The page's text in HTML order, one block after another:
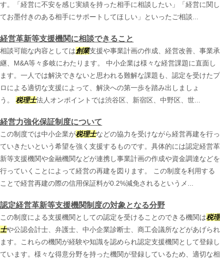
す。「経営に不安を感じ実績を持った相手に相談したい」「経営に関し
てお墨付きのある相手にサポートしてほしい」といったご相談...
経営革新等支援機関に相談できること
相談可能な内容としては創業支援や事業計画の作成、経営改善、事業承
継、M&A等々多岐にわたります。 中小企業は様々な経営課題に直面し
ます。一人では解決できないと思われる難解な課題も、認定を受けたプ
ロによる適切な支援によって、解決への第一歩を踏み出しましょ
う。 税理士法人オンポイントでは渋谷区、新宿区、中野区、世...
経営力強化保証制度について
この制度では中小企業が税理士などの協力を受けながら経営再建を行っ
ていきたいという希望を強く支援するものです。具体的には認定経営革
新等支援機関や金融機関などが連携し事業計画の作成や資金調達などを
行っていくことによって経営の再建を図ります。 この制度を利用する
ことで経営再建の際の信用保証料が0.2%減免されるというメ...
認定経営革新等支援機関制度の対象となる分野
この制度による支援機関としての認定を受けることのできる機関は税理
士や公認会計士、弁護士、中小企業診断士、商工会議所などがあげられ
ます。これらの機関が経験や知識を認められ認定支援機関として登録し
ています。様々な得意分野を持った機関が登録しているため、適切な相